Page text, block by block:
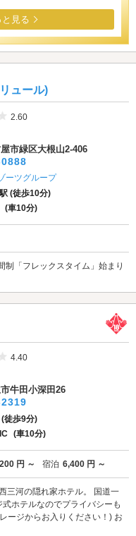
見る
ュール)
5つ星のうち2.5
2.60
市緑区大根山2-406
ーツグループ
(徒歩10分)
(車10分)
制「フレックスタイム」始まり
5つ星のうち4
4.40
牛田小深田26
徒歩9分)
(車10分)
円 ～ 宿泊 6,400 円 ～
三河の隠れ家ホテル。 国道一
ホテルなのでプライバシーも
ージからお入りください！) お